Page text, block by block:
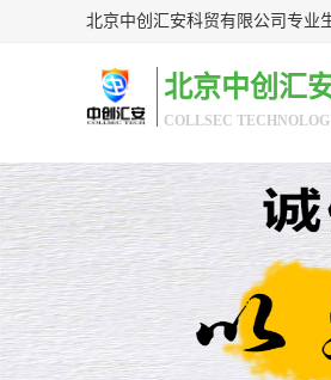
北京中创汇
COLLSEC